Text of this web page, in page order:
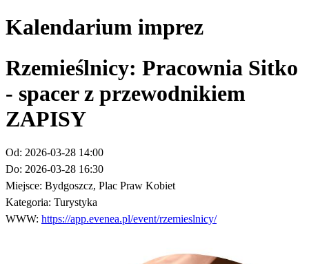
Kalendarium imprez
Rzemieślnicy: Pracownia Sitko
- spacer z przewodnikiem
ZAPISY
Od: 2026-03-28 14:00
Do: 2026-03-28 16:30
Miejsce: Bydgoszcz, Plac Praw Kobiet
Kategoria: Turystyka
WWW: https://app.evenea.pl/event/rzemieslnicy/